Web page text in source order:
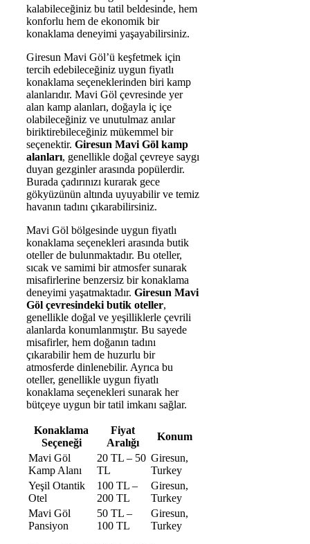
kalabileceğiniz bu tatil beldesinde, hem
konforlu hem de ekonomik bir
konaklama deneyimi yaşayabilirsiniz.
Giresun Mavi Göl’ü keşfetmek için
tercih edebileceğiniz uygun fiyatlı
konaklama seçeneklerinden biri kamp
alanlarıdır. Mavi Göl çevresinde yer
alan kamp alanları, doğayla iç içe
olabileceğiniz ve unutulmaz anılar
biriktirebileceğiniz mükemmel bir
seçenektir. Giresun Mavi Göl kamp
alanları, genellikle doğal çevreye saygı
duyan gezginler arasında popülerdir.
Burada çadırınızı kurarak gece
gökyüzünün altında uyuyabilir ve temiz
havanın tadını çıkarabilirsiniz.
Mavi Göl bölgesinde uygun fiyatlı
konaklama seçenekleri arasında butik
oteller de bulunmaktadır. Bu oteller,
sıcak ve samimi bir atmosfer sunarak
misafirlerine benzersiz bir konaklama
deneyimi yaşatmaktadır. Giresun Mavi
Göl çevresindeki butik oteller,
genellikle doğal ve yeşilliklerle çevrili
alanlarda konumlanmıştır. Bu sayede
misafirler, hem doğanın tadını
çıkarabilir hem de huzurlu bir
atmosferde dinlenebilir. Ayrıca bu
oteller, genellikle uygun fiyatlı
konaklama seçenekleri sunarak her
bütçeye uygun bir tatil imkanı sağlar.
Konaklama
Seçeneği
Fiyat
Aralığı
Konum
Mavi Göl
Kamp Alanı
20 TL – 50
TL
Giresun,
Turkey
Yeşil Otantik
Otel
100 TL –
200 TL
Giresun,
Turkey
Mavi Göl
Pansiyon
50 TL –
100 TL
Giresun,
Turkey